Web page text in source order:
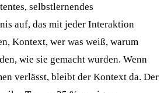
selbstlernendes
auf, das mit jeder Interaktion
Kontext, wer was weiß, warum
wie sie gemacht wurden. Wenn
verlässt, bleibt der Kontext da. Der